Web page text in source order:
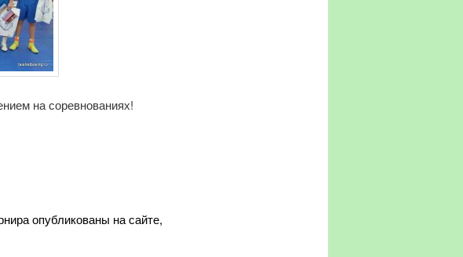
на соревнованиях!
опубликованы на сайте,